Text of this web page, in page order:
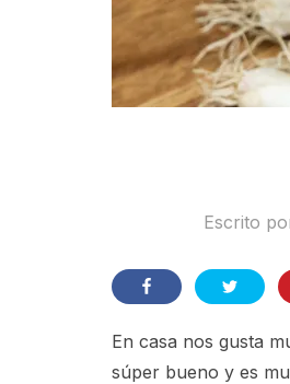
Escrito
En casa nos gusta
súper bueno y es